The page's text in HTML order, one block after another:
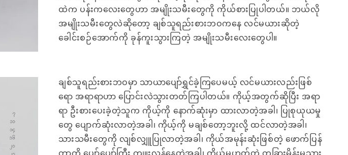
ထဲက ပန်းကလေးတွေဟာ အမျိုးသမီးတွေကို ကိုယ်စားပြုပါတယ်။ ဘယ်လို
အမျိုးသမီးတွေလဲဆိုတော့ ချစ်သူရည်းစားဘဝကနေ လင်မယားဆိုတဲ့
ခေါင်းစဉ်အောက်ကို ခုန်ကူးသွားကြတဲ့ အမျိုးသမီးလေးတွေပါ။
ချစ်သူရည်းစားဘဝမှာ သာယာပျော်ရွှင်ခဲ့ကြပေမယ့် လင်မယားလည်းဖြစ်
ရော အရာရာဟာ ပြောင်းလဲသွားတတ်ကြပါတယ်။ ကိုယ့်အတွက်ဆိုပြီး အရာ
ရာ ဦးစားပေးခဲ့တဲ့သူက ကိုယ့်ကို နောက်ဆုံးမှာ ထားလာတဲ့အခါ၊ ပြုစုယုယမှု
တွေ ပျောက်ဆုံးလာတဲ့အခါ၊ ကိုယ့်ကို မချစ်တော့ဘူးလို့ ထင်လာတဲ့အခါ၊
သားသမီးတွေကို လျစ်လျှူပြုလာတဲ့အခါ၊ ကိုယ်အမုန်းဆုံးဖြစ်တဲ့ ဖောက်ပြန်
တာကို ပျော်ပျော်ကြီး ကျူးလွန်နေတဲ့အခါ၊ ကိုယ်မဟုတ်တဲ့ တခြားမိန်းမသား